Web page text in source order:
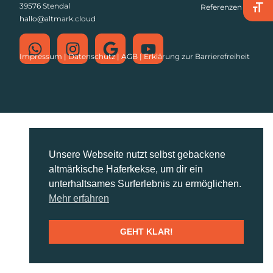
Referenzen
39576 Stendal
hallo@altmark.cloud
Impressum |Datenschutz| AGB |Erklärung zur Barrierefreiheit
Unsere Webseite nutzt selbst gebackene
altmärkische Haferkekse, um dir ein
unterhaltsames Surferlebnis zu ermöglichen.
Mehr erfahren
GEHT KLAR!